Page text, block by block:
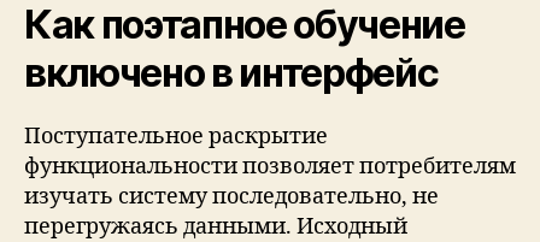
Как поэтапное обучение
включено в интерфейс
Поступательное раскрытие
функциональности позволяет потребителям
изучать систему последовательно, не
перегружаясь данными. Исходный